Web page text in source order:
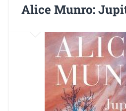
Alice Munro: